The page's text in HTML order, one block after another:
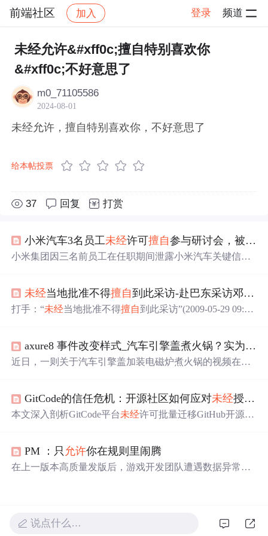
前端社区 加入 登录 频道
社区 前端社区 感慨 帖子详情
未经允许&#xff0c;擅自特别喜欢你
&#xff0c;不好意思了
m0_71105586
2024-08-01
未经允许，擅自特别喜欢你，不好意思了
给本帖投票
37 回复 打赏
小米汽车3名员工未经许可擅自参与研讨会，被辞退！
小米集团因三名前员工在任职期间泄露小米汽车关键信息
以预防数据泄露。云盒子提供了全面的数据安全解决方
案，包括业务系统数据保护和合规的跨网文件交换措施。
未经当地批准不得擅自到此采访-赴巴东采访邓案记者被围殴
打手：“未经当地批准不得擅自到此采访”(2009-05-29 09:50:
员邓玉娇刺死官员案一直备受媒体关注。昨天两名在巴东
县野三关镇采访此案的记者被当地不明身份的人围攻殴
axure8 事件改变样式_汽车引擎盖煮火锅？实为改装样式 交警：
近日，一则关于汽车引擎盖加装电磁炉煮火锅的视频在网
家透露，这只是恶搞设计，实际并未具备烹饪功能。此类
改装行为未经车管部门批准将被视为违法。
GitCode的信任危机：开源社区如何应对未经授权的项目迁移
本文深入剖析GitCode平台未经许可批量迁移GitHub开源项
律（开源许可证约束）、技术（元数据标记与CI校验）和
社区（舆论监督与声誉机制）三个维度阐述开源社区的自
PM ：只 允许你在规则里闹腾
在上一版本高质量发版后，游戏开发团队遭遇数据异常挑
确认及全员参与。
说点什么…